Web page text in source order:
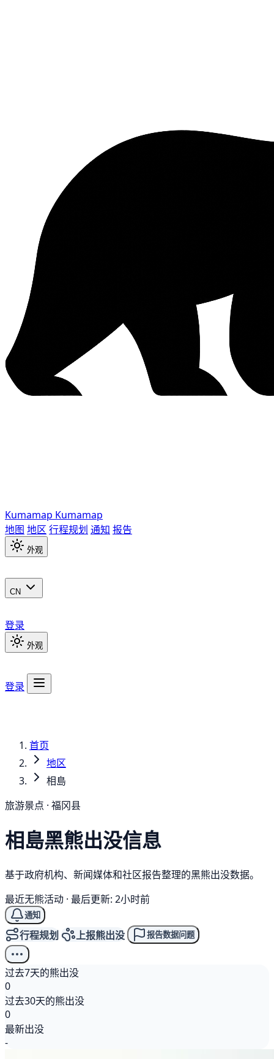
Kumamap Kumamap
地图 地区 行程规划 通知 报告
外观
CN
登录
外观
登录
首页
地区
相島
旅游景点 · 福冈县
相島黑熊出没信息
基于政府机构、新闻媒体和社区报告整理的黑熊出没数据。
最近无熊活动 · 最后更新: 2小时前
通知
行程规划 上报熊出没 报告数据问题
过去7天的熊出没
0
过去30天的熊出没
0
最新出没
-